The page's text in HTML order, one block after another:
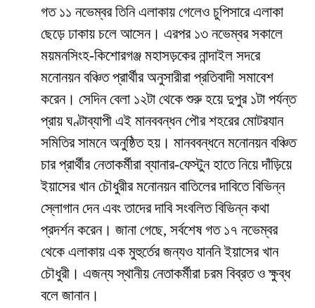
গত ১১ নভেম্বর তিনি এলাকায় গেলেও চুপিসারে এলাকা
ছেড়ে ঢাকায় চলে আসেন। এরপর ১৩ নভেম্বর সকালে
ময়মনসিংহ-কিশোরগঞ্জ মহাসড়কের নান্দাইল সদরে
মনোনয়ন বঞ্চিত প্রার্থীর অনুসারীরা প্রতিবাদী সমাবেশ
করেন। সেদিন বেলা ১২টা থেকে শুরু হয়ে দুপুর ১টা পর্যন্ত
প্রায় ঘণ্টাব্যাপী এই মানববন্ধন পৌর শহরের মোটরযান
সমিতির সামনে অনুষ্ঠিত হয়। মানববন্ধনে মনোনয়ন বঞ্চিত
চার প্রার্থীর নেতাকর্মীরা ব্যানার-ফেস্টুন হাতে নিয়ে দাঁড়িয়ে
ইয়াসের খান চৌধুরীর মনোনয়ন বাতিলের দাবিতে বিভিন্ন
স্লোগান দেন এবং তাদের দাবি সংবলিত বিভিন্ন কথা
প্রদর্শন করেন। জানা গেছে, সর্বশেষ গত ১৭ নভেম্বর
থেকে এলাকায় এক মুহুর্তের জন্যও যাননি ইয়াসের খান
চৌধুরী। এজন্য স্থানীয় নেতাকর্মীরা চরম বিব্রত ও ক্ষুব্ধ
বলে জানান।